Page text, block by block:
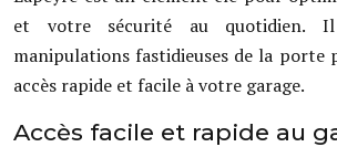
et votre sécurité au quotidien.
manipulations fastidieuses de la porte
accès rapide et facile à votre garage.
Accès facile et rapide au